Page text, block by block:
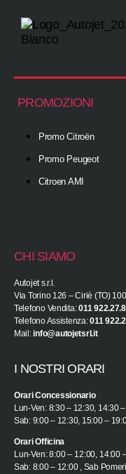
PROMOZIONI
Promo Citroën
Promo Peugeot
Citroen AMI
CHI SIAMO
Autojet s.r.l.
Via Torino 126 – Ciriè (TO)
Telefono Vendita:011
Telefono Assistenza:011
Mail:info@autojetsrl.it
I NOSTRI ORARI
Orari Concessionario
Lun-Ven: 8:30 – 12:30, 14:30
Sab: 9:00 – 12:30, 15:00 –
Orari Officina
Lun-Ven: 8:00 – 12:00, 14:00
Sab: 8:00 – 12:00 , Sab